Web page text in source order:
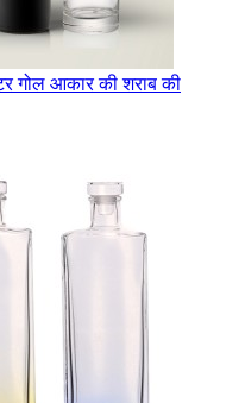
गोल आकार की शराब की